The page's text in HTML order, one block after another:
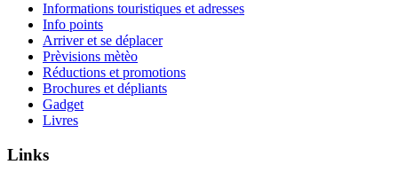
Informations touristiques et adresses
Info points
Arriver et se déplacer
Prèvisions mètèo
Réductions et promotions
Brochures et dépliants
Gadget
Livres
Links